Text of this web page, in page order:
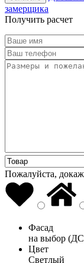
замерщика
Получить расчет
Пожалуйста,
Фасад
на выбор
Цвет
Светлый